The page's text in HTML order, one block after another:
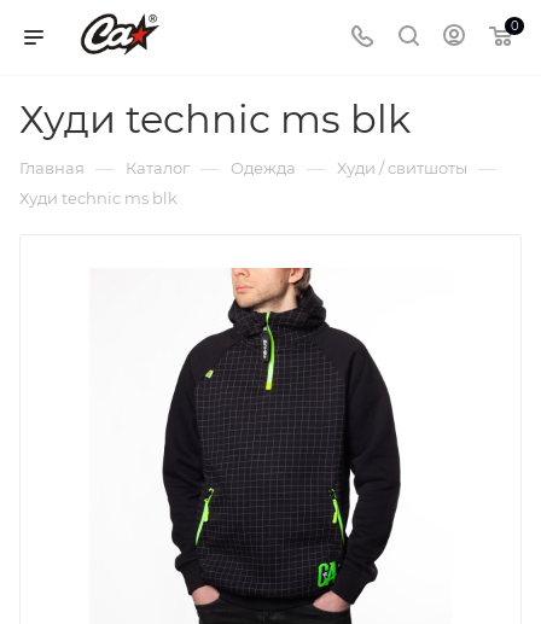
0
Худи technic ms blk
Главная — Каталог — Одежда — Худи / свитшоты —
Худи technic ms blk